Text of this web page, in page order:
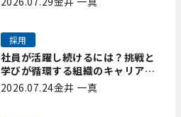
社員が活躍し続けるには？挑戦と
学びが循環する組織のキャリア開
発｜プレシャスパートナーズ矢野
採用
2026.07.24金井 一真